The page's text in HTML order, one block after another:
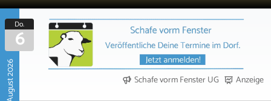
August 2026
Do.
6
Schafe vorm Fenster UG Anzeige